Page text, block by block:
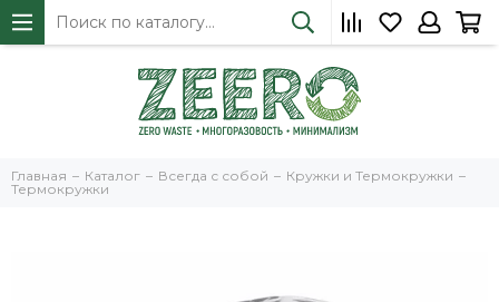
Главная Каталог Всегда с собой
Кружки и Термокружки
Термокружки